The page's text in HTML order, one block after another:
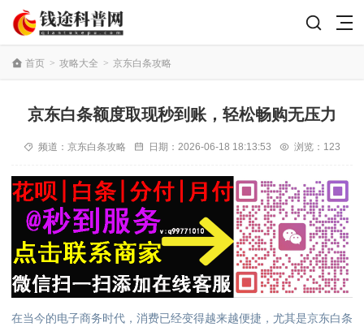
首页 > 攻略大全 > 京东白条攻略
京东白条额度取现秒到账，轻松畅购无压力
频道： 京东白条攻略 日期： 2026-06-18 18:13:53 浏览：123
在当今的电子商务时代，消费已经变得越来越便捷，尤其是京东白条